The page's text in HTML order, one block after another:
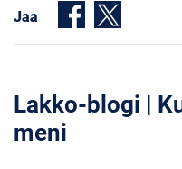
Jaa
Lakko-blogi |
meni